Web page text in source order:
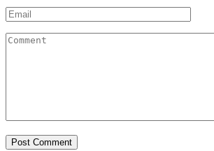
Post Comment